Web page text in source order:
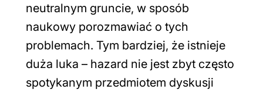
neutralnym gruncie, w sposób
naukowy porozmawiać o tych
problemach. Tym bardziej, że istnieje
duża luka – hazard nie jest zbyt często
spotykanym przedmiotem dyskusji